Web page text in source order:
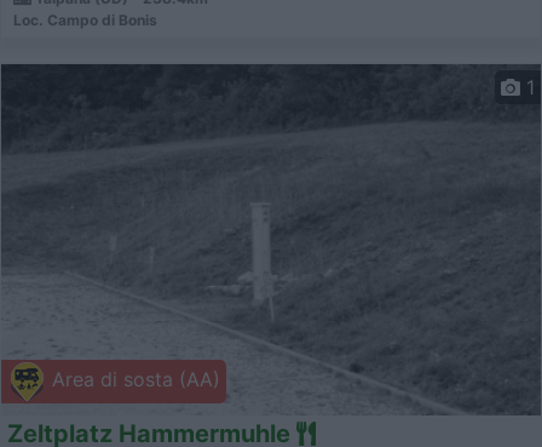
Loc. Campo di Bonis
Area di sosta (AA)
1
Zeltplatz Hammermuhle